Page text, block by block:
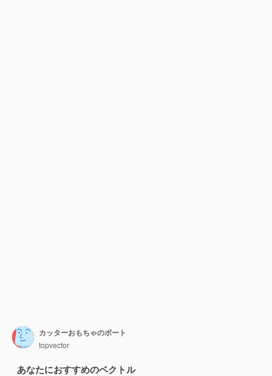
カッターおもちゃのボート
topvector
あなたにおすすめのベクトル